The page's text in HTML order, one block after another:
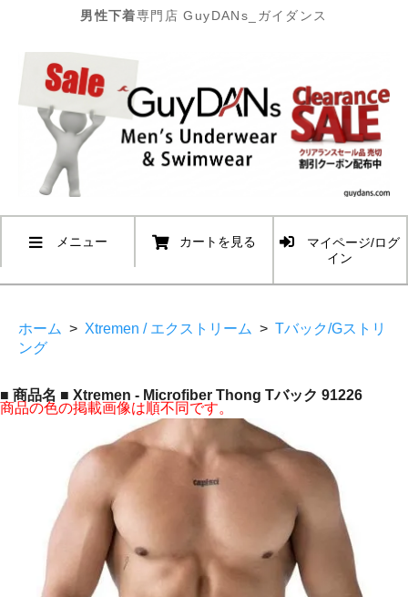
男性下着専門店 GuyDANs_ガイダンス
メニュー カートを見る
マイページ/ログ
イン
ホーム > Xtremen / エクストリーム > Tバック/Gストリ
ング
■ 商品名 ■ Xtremen - Microfiber Thong Tバック 91226
商品の色の掲載画像は順不同です。